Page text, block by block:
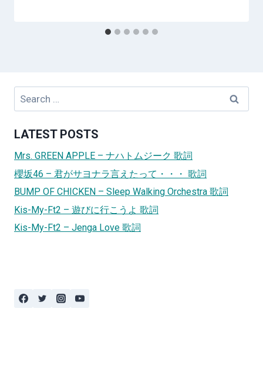
Search
LATEST POSTS
Mrs. GREEN APPLE – ナハトムジーク 歌詞
櫻坂46 – 君がサヨナラ言えたって・・・ 歌詞
BUMP OF CHICKEN – Sleep Walking Orchestra 歌詞
Kis-My-Ft2 – 遊びに行こうよ 歌詞
Kis-My-Ft2 – Jenga Love 歌詞